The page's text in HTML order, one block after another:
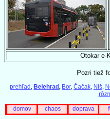
Otokar e-
Pozri tiež
prehľad , Belehrad , Bor, Čačak, Niš,
domov chaos doprava